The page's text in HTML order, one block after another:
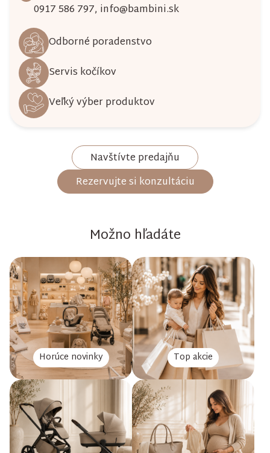
0917 586 797, info@bambini.sk
Odborné poradenstvo
Servis kočíkov
Veľký výber produktov
Navštívte predajňu
Rezervujte si konzultáciu
Možno hľadáte
Horúce novinky Top akcie